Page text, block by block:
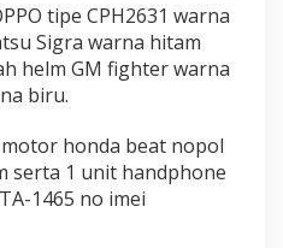
tipe CPH2631 warna
Sigra warna hitam
helm GM fighter warna
biru.
honda beat nopol
serta 1 unit handphone
1465 no imei